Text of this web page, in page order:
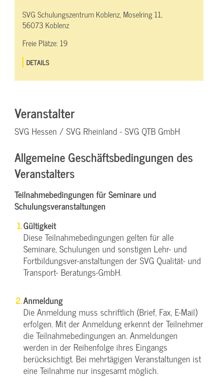
SVG Schulungszentrum Koblenz, Moselring 11,
56073 Koblenz
Freie Plätze: 19
DETAILS
Veranstalter
SVG Hessen / SVG Rheinland - SVG QTB GmbH
Allgemeine Geschäftsbedingungen des
Veranstalters
Teilnahmebedingungen für Seminare und
Schulungsveranstaltungen
Gültigkeit
Diese Teilnahmebedingungen gelten für alle
Seminare, Schulungen und sonstigen Lehr- und
Fortbildungsver-anstaltungen der SVG Qualität- und
Transport- Beratungs-GmbH.
Anmeldung
Die Anmeldung muss schriftlich (Brief, Fax, E-Mail)
erfolgen. Mit der Anmeldung erkennt der Teilnehmer
die Teilnahmebedingungen an. Anmeldungen
werden in der Reihenfolge ihres Eingangs
berücksichtigt. Bei mehrtägigen Veranstaltungen ist
eine Teilnahme nur insgesamt möglich.